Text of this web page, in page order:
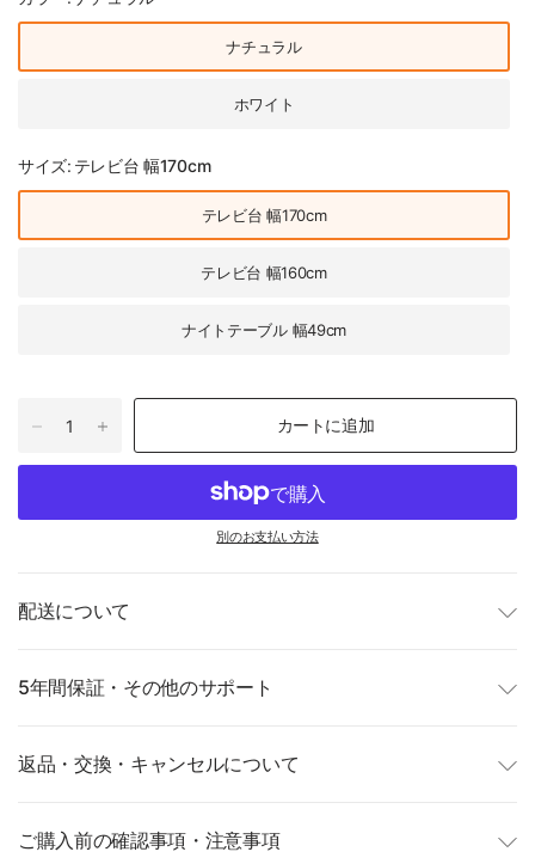
ナチュラル
ホワイト
サイズ: テレビ台 幅170cm
テレビ台 幅170cm
テレビ台 幅160cm
ナイトテーブル 幅49cm
カートに追加
別のお支払い方法
配送について
5年間保証・その他のサポート
返品・交換・キャンセルについて
ご購入前の確認事項・注意事項